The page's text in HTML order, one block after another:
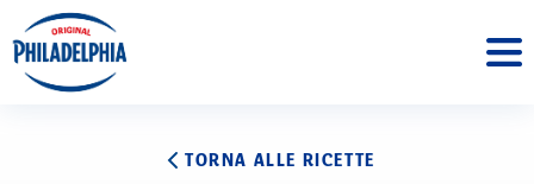
TORNA ALLE RICETTE